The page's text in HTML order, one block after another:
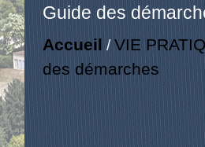
Guide des
Accueil /VIE
des démarches